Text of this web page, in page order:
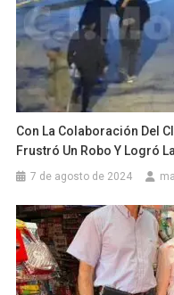
Con La Colaboración Del
Frustró Un Robo Y Logró
7 de agosto de 2024